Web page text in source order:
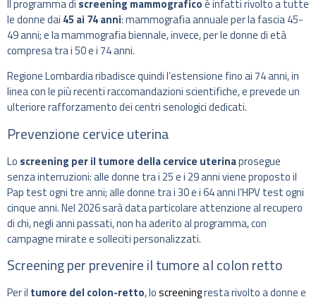
Il programma di screening mammograficoè infatti rivolto a tutte
le donne dai 45 ai 74 anni: mammografia annuale per la fascia 45-
49 anni; e la mammografia biennale, invece, per le donne di età
compresa tra i 50 e i 74 anni.
Regione Lombardia ribadisce quindi l’estensione fino ai 74 anni, in
linea con le più recenti raccomandazioni scientifiche, e prevede un
ulteriore rafforzamento dei centri senologici dedicati.
Prevenzione cervice uterina
Lo screening per il tumore della cervice uterinaprosegue
senza interruzioni: alle donne tra i 25 e i 29 anni viene proposto il
Pap test ogni tre anni; alle donne tra i 30 e i 64 anni l’HPV test ogni
cinque anni. Nel 2026 sarà data particolare attenzione al recupero
di chi, negli anni passati, non ha aderito al programma, con
campagne mirate e solleciti personalizzati.
Screening per prevenire il tumore al colon retto
Per il tumore del colon-retto, loscreeningresta rivolto a donne e